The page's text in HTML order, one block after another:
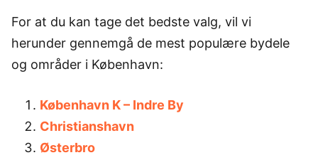
For at du kan tage det bedste valg, vil vi
herunder gennemgå de mest populære bydele
og områder i København:
København K – Indre By
Christianshavn
Østerbro